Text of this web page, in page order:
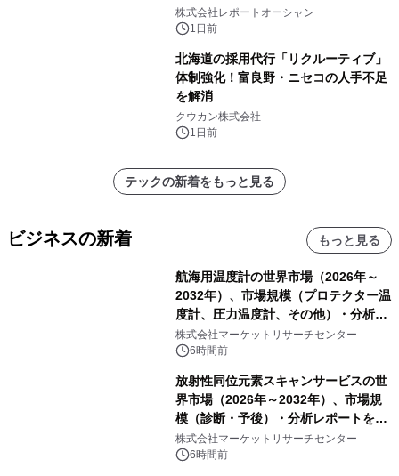
センター・高速光通信需要が成長を加
速
株式会社レポートオーシャン
1日前
北海道の採用代行「リクルーティブ」
体制強化！富良野・ニセコの人手不足
を解消
クウカン株式会社
1日前
テックの新着をもっと見る
ビジネスの新着 もっと見る
航海用温度計の世界市場（2026年～
2032年）、市場規模（プロテクター温
度計、圧力温度計、その他）・分析レ
ポートを発表
株式会社マーケットリサーチセンター
6時間前
放射性同位元素スキャンサービスの世
界市場（2026年～2032年）、市場規
模（診断・予後）・分析レポートを発
表
株式会社マーケットリサーチセンター
6時間前